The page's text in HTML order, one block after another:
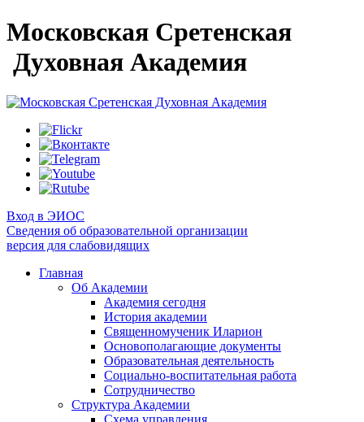
Московская Сретенская
Духовная Академия
Вход в ЭИОС
Сведения об образовательной организации
версия для слабовидящих
Главная
Об Академии
Академия сегодня
История академии
Священномученик Иларион
Основополагающие документы
Образовательная деятельность
Социально-воспитательная работа
Сотрудничество
Структура Академии
Схема управления